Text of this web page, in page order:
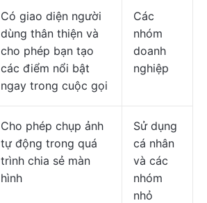
Có giao diện người
dùng thân thiện và
cho phép bạn tạo
các điểm nổi bật
ngay trong cuộc gọi
Các
nhóm
doanh
nghiệp
Cho phép chụp ảnh
tự động trong quá
trình chia sẻ màn
hình
Sử dụng
cá nhân
và các
nhóm
nhỏ